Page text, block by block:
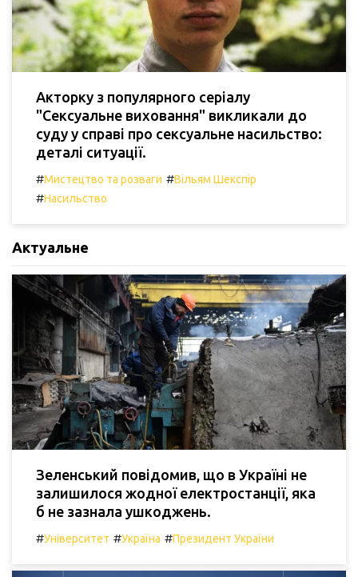
Акторку з популярного серіалу
"Сексуальне виховання" викликали до
суду у справі про сексуальне насильство:
деталі ситуації.
#Мистецтво та розваги #Вільям Шекспір
#Насильство
Актуальне
Зеленський повідомив, що в Україні не
залишилося жодної електростанції, яка
б не зазнала ушкоджень.
#Університет #Україна #Президент України